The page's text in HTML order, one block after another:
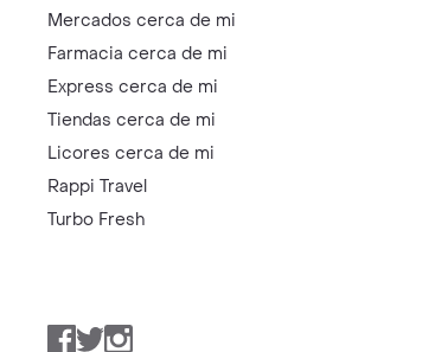
Mercados cerca de mi
Farmacia cerca de mi
Express cerca de mi
Tiendas cerca de mi
Licores cerca de mi
Rappi Travel
Turbo Fresh
Facebook
TwitterInstagram